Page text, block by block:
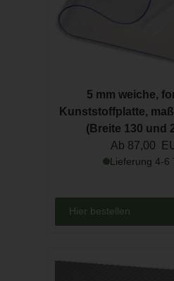
5 mm weiche,
Kunststoffplatte,
(Breite 130 und
Ab 87,00
Lieferung 4-6
Hier bestellen